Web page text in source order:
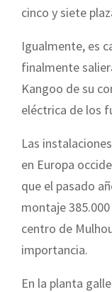
cinco y siete
Igualmente, es
finalmente
Kangoo de su
eléctrica de los
Las
en Europa
que el pasado
montaje
centro de
importancia.
En la planta